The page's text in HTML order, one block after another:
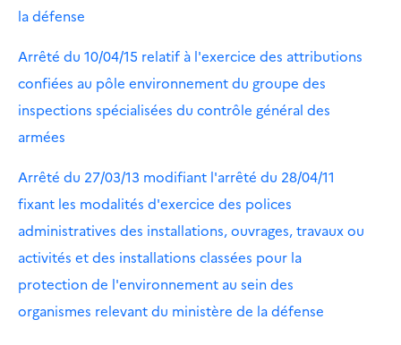
la défense
Arrêté du 10/04/15 relatif à l'exercice des attributions
confiées au pôle environnement du groupe des
inspections spécialisées du contrôle général des
armées
Arrêté du 27/03/13 modifiant l'arrêté du 28/04/11
fixant les modalités d'exercice des polices
administratives des installations, ouvrages, travaux ou
activités et des installations classées pour la
protection de l'environnement au sein des
organismes relevant du ministère de la défense